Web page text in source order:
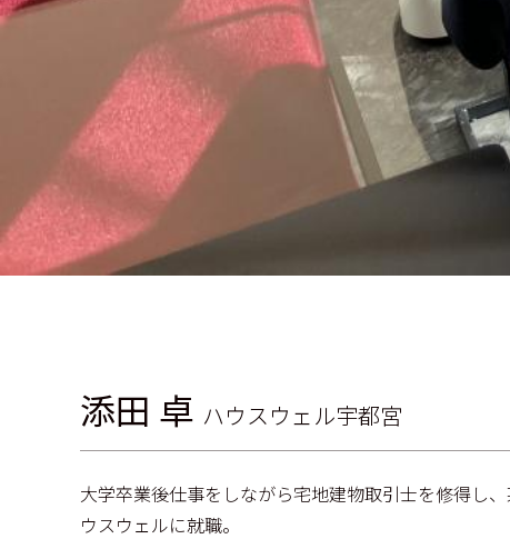
添田 卓 ハウスウェル宇都宮
大学卒業後仕事をしながら宅地建物取引士を修得し
ウスウェルに就職。